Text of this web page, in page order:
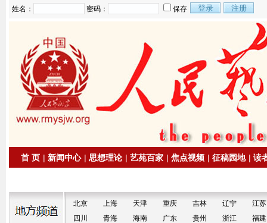
姓名： 密码： 保存
首 页 | 新闻中心 | 思想理论 | 艺苑百家 | 焦点视频 | 征稿园地 | 读
北京 上海 天津 重庆 吉林 辽宁
江苏
四川
青海 海南 广东 贵州 浙江 福建